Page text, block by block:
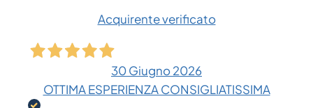
Acquirente verificato
30 Giugno 2026
OTTIMA ESPERIENZA CONSIGLIATISSIMA